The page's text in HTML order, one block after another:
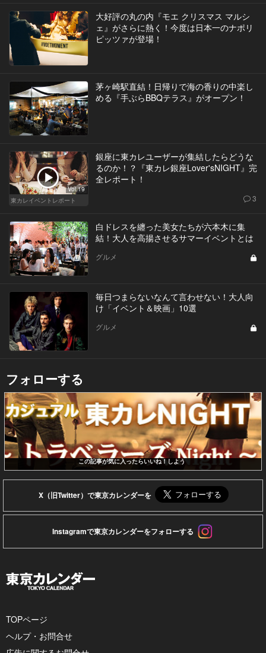
大好評の丸の内『モエ クリスマス マルシ
ェ』がさらに熱く！今度は日本一のナポリ
ピッツァが登場！
茅ヶ崎駅直結！日帰りで海の香りの中楽し
める『手ぶらBBQテラス』がオープン！
Vol.19
東カレイベントレポート
銀座に東カレユーザーが集結したらどうな
るのか！？『東カレ銀座Lover'sNIGHT』完
全レポート！
3
白ドレスを纏った美女たちが六本木に集
結！大人を高揚させるサマーイベントとは
グルメ
毎日つまらないなんて言わせない！大人向
け「イベント＆映画」10選
グルメ
フォローする
この記事が気に入ったらいいね！しよう
X（旧Twitter）で東京カレンダーを
Instagramで東京カレンダーをフォローする
TOPページ
ヘルプ・お問合せ